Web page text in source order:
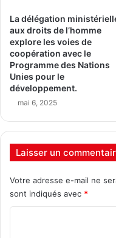
La délégation
aux droits de l’homme
explore les voies de
coopération avec le
Programme des Nations
Unies pour le
développement.
mai 6, 2025
Laisser un
Votre adresse e-mail ne
sont indiqués avec *